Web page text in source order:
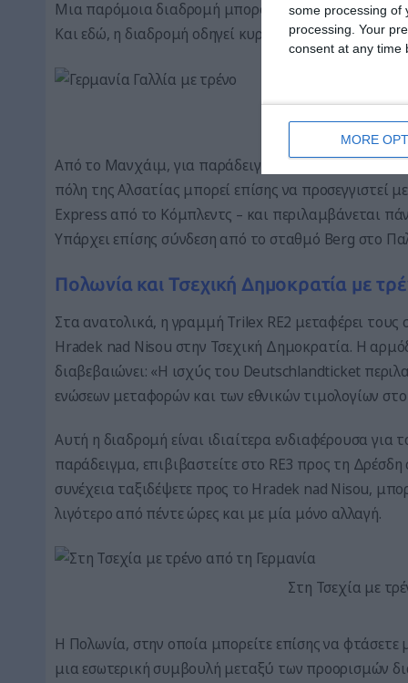
some processing of
processing. Your
consent at any time
MORE
Μια παρόμοια διαδρομή μπορούν να ακολουθήσουν
Και εδώ, η διαδρομή οδηγεί κυρίως μέσω της Βάδης-
Γερμανία
Από το Μανχάιμ, για παράδειγμα, είναι σύντομο το
πόλη της Αλσατίας μπορεί επίσης να
Express από το Κόμπλεντς – και περιλαμβάνεται
Υπάρχει επίσης σύνδεση από το σταθμό Berg στο
Πολωνία και Τσεχική Δημοκρατία με
Στα ανατολικά, η γραμμή Trilex RE2 μεταφέρει
Hradek nad Nisou στην Τσεχική Δημοκρατία. Η
διαβεβαιώνει: «Η ισχύς του Deutschlandticket
ενώσεων μεταφορών και των εθνικών τιμολογίων στο
Αυτή η διαδρομή είναι ιδιαίτερα ενδιαφέρουσα για
παράδειγμα, επιβιβαστείτε στο RE3 προς τη
συνέχεια ταξιδέψετε προς το Hradek nad Nisou,
λιγότερο από πέντε ώρες και με μία μόνο αλλαγή.
Στη Τσεχία με
Η Πολωνία, στην οποία μπορείτε επίσης να
μια εσωτερική συμβουλή μεταξύ των προορισμών